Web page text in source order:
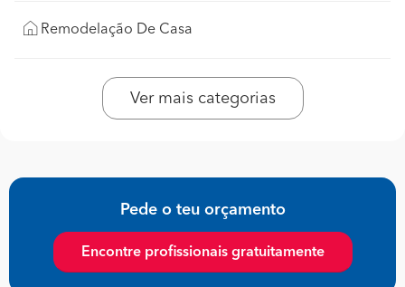
Remodelação De Casa
Ver mais categorias
Pede o teu orçamento
Encontre profissionais gratuitamente